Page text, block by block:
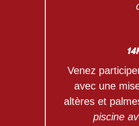
Venez
avec une
altères et
piscine